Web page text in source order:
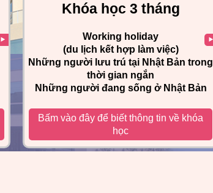
Khóa học 3 tháng
Working holiday
(du lịch kết hợp làm việc)
Những người lưu trú tại Nhật Bản trong
thời gian ngắn
Những người đang sống ở Nhật Bản
Bấm vào đây để biết thông tin về khóa
học